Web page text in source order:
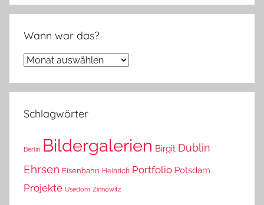
Wann war das?
Wann
das?
Schlagwörter
Berlin Bildergalerien Birgit Dublin
Ehrsen Eisenbahn Heinrich Portfolio Potsdam
Projekte Usedom Zinnowitz